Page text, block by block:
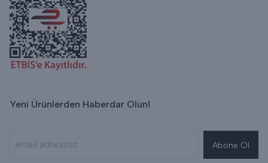
Yeni Ürünlerden Haberdar Olun!
Abone Ol